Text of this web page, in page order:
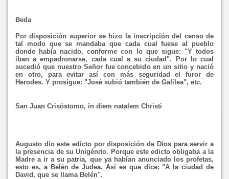
Beda
Por disposición superior se hizo la inscripción del censo de
tal modo que se mandaba que cada cual fuese al pueblo
donde había nacido, conforme con lo que sigue: "Y todos
iban a empadronarse, cada cual a su ciudad". Por lo cual
sucedió que nuestro Señor fue concebido en un sitio y nació
en otro, para evitar así con más seguridad el furor de
Herodes. Y prosigue: "José subió también de Galilea", etc.
San Juan Crisóstomo, in diem natalem Christi
Augusto dio este edicto por disposición de Dios para servir a
la presencia de su Unigénito. Porque este edicto obligaba a la
Madre a ir a su patria, que ya habían anunciado los profetas,
esto es, a Belén de Judea. Así es que dice: "A la ciudad de
David, que se llama Belén".